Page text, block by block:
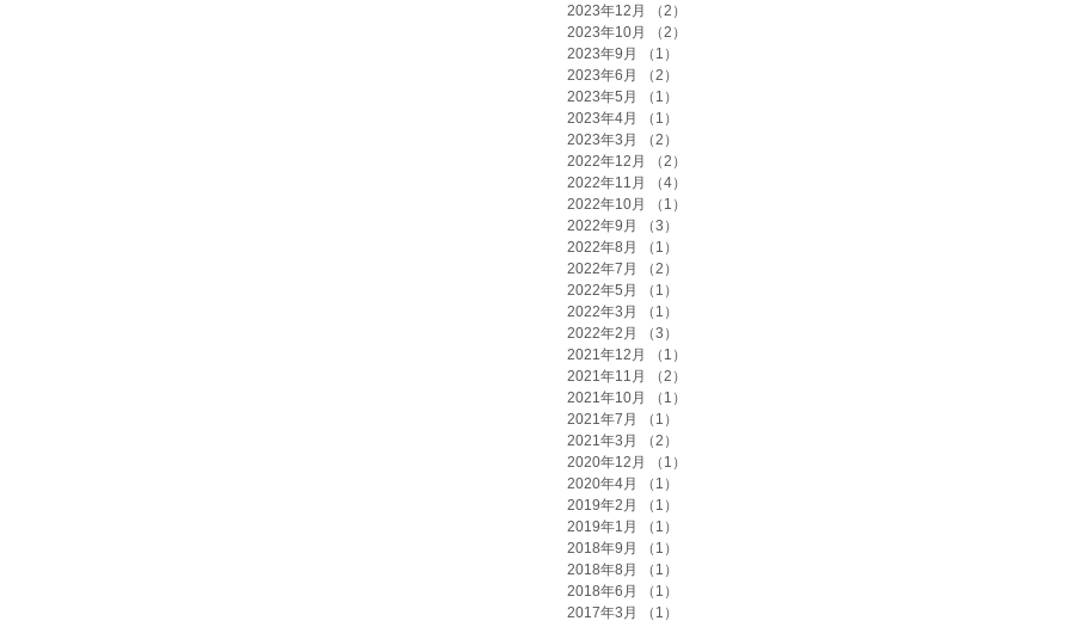
2023年12月
（2）
2023年10月
（2）
2023年9月
（1）
2023年6月
（2）
2023年5月
（1）
2023年4月
（1）
2023年3月
（2）
2022年12月
（2）
2022年11月
（4）
2022年10月
（1）
2022年9月
（3）
2022年8月
（1）
2022年7月
（2）
2022年5月
（1）
2022年3月
（1）
2022年2月
（3）
2021年12月
（1）
2021年11月
（2）
2021年10月
（1）
2021年7月
（1）
2021年3月
（2）
2020年12月
（1）
2020年4月
（1）
2019年2月
（1）
2019年1月
（1）
2018年9月
（1）
2018年8月
（1）
2018年6月
（1）
2017年3月
（1）